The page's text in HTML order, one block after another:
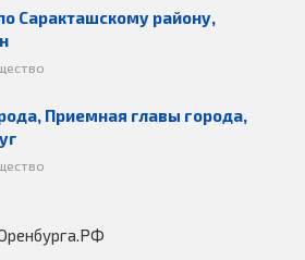
Саракташскому району,
Приемная главы города,